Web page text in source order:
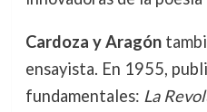
Cardoza y Aragón
ensayista. En 1955,
fundamentales: La